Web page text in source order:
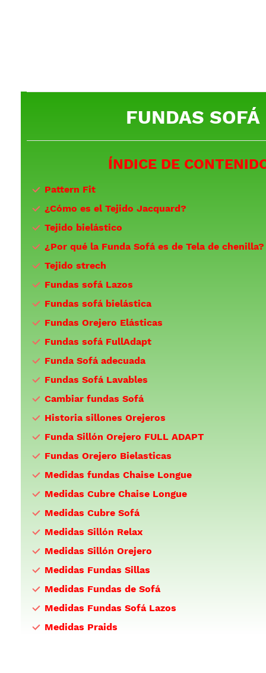
FUNDAS SOFÁ
ÍNDICE DE
Pattern Fit
¿Cómo es el Tejido Jacquard?
Tejido bielástico
¿Por qué la Funda Sofá es de Tela de chenilla?
Tejido strech
Fundas sofá Lazos
Fundas sofá bielástica
Fundas Orejero Elásticas
Fundas sofá FullAdapt
Funda Sofá adecuada
Fundas Sofá Lavables
Cambiar fundas Sofá
Historia sillones Orejeros
Funda Sillón Orejero FULL ADAPT
Fundas Orejero Bielasticas
Medidas fundas Chaise Longue
Medidas Cubre Chaise Longue
Medidas Cubre Sofá
Medidas Sillón Relax
Medidas Sillón Orejero
Medidas Fundas Sillas
Medidas Fundas de Sofá
Medidas Fundas Sofá Lazos
Medidas Praids